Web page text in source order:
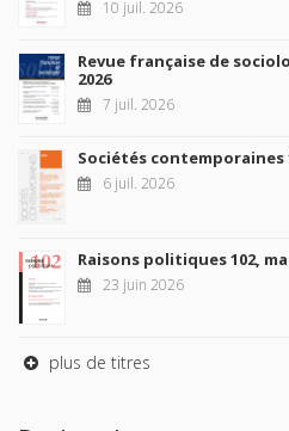
10 juil. 2026
Revue française de
2026
7 juil. 2026
Sociétés contemporaines
6 juil. 2026
Raisons politiques 102,
23 juin 2026
plus de titres